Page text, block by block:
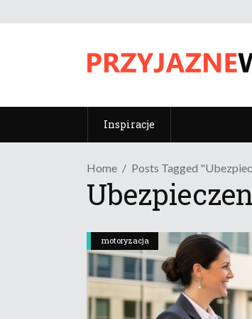
Inspiracje
Home Posts Tagged
motoryzacja